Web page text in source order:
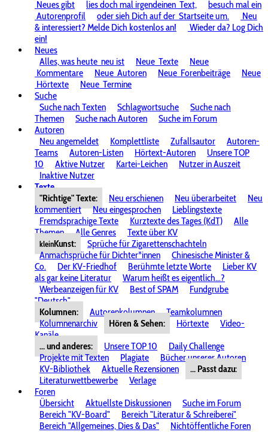
Neues gibt
lies doch mal irgendeinen Text,
besuch mal ein
Autorenprofil
oder sieh Dich auf der Startseite um.
Neu
& interessiert? Melde Dich kostenlos an!
Wieder da? Log Dich
ein!
Neues
Alles, was heute neu ist Neue Texte
Neue
Kommentare
Neue Autoren Neue Forenbeiträge
Neue
Hörtexte
Neue Termine
Suche
Suche nach Texten
Schlagwortsuche
Suche nach
Themen
Suche nach Autoren
Suche im Forum
Autoren
Neu angemeldet
Komplettliste Zufallsautor
Autoren-
Teams
Autoren-Listen Hörtext-Autoren
Unsere TOP
10
Aktive Nutzer Kartei-Leichen
Nutzer in Auszeit
Inaktive Nutzer
Texte
"Richtige" Texte:
Neu erschienen Neu überarbeitet
Neu
kommentiert
Neu eingesprochen
Lieblingstexte
Fremdsprachige Texte
Kurztexte des Tages (KdT)
Alle
Themen
Alle Genres Texte über KV
kleinKunst:
Sprüche für Zigarettenschachteln
Anmachsprüche für Dichter*innen
Chinesische Minister &
Co.
Der KV-Friedhof Berühmte letzte Worte
Lieber KV
als gar keine Literatur
Warum heißt es eigentlich...?
Werbeanzeigen für KV
Best of SPAM
Fundgrube
"Deutsch"
Kolumnen:
Autorenkolumnen
Teamkolumnen
Kolumnenarchiv
Hören & Sehen: Hörtexte
Video-
Kanäle
... und anderes:
Unsere TOP 10
Daily Challenge
Projekte mit Texten
Plagiate
Bücher unserer Autoren
KV-Bibliothek
Aktuelle Rezensionen
... Passt dazu:
Literaturwettbewerbe
Verlage
Foren
Übersicht
Aktuellste Diskussionen
Suche im Forum
Bereich "KV-Board"
Bereich "Literatur & Schreiberei"
Bereich "Allgemeines, Dies & Das"
Nichtöffentliche Foren